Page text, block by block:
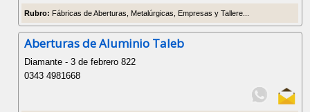
Rubro: Fábricas de Aberturas, Metalúrgicas, Empresas y Tallere...
Aberturas de Aluminio Taleb
Diamante - 3 de febrero 822
0343 4981668